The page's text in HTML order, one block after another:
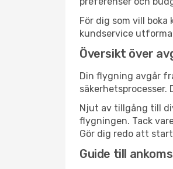
För dig som vill
kundservice
Översikt över
Din flygning avgår
Njut av tillgång till
flygningen. Tack
Gör dig redo att
Guide till